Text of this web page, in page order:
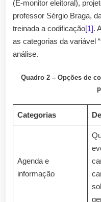
(E-monitor eleitoral),
professor Sérgio Braga,
treinada a codificação[1].
as categorias da variável
análise.
Quadro 2 – Opções de
Categorias
Agenda e
informação